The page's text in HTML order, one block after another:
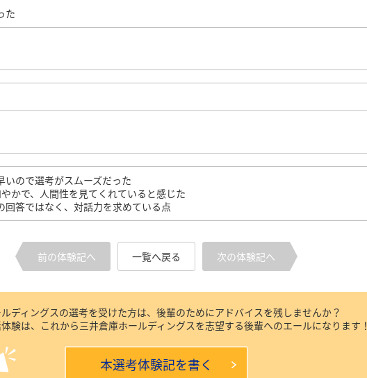
た
いので選考がスムーズだった
かで、人間性を見てくれていると感じた
回答ではなく、対話力を求めている点
前の体験記へ 一覧へ戻る 次の体験記へ
ディングスの選考を受けた方は、後輩のためにアドバイスを残しませんか？
験は、これから三井倉庫ホールディングスを志望する後輩へのエールになります！
本選考体験記を書く